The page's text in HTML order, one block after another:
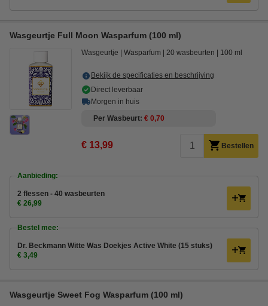
Wasgeurtje Full Moon Wasparfum (100 ml)
Wasgeurtje Wasparfum 20 wasbeurten 100 ml
Bekijk de specificaties en beschrijving
Direct leverbaar
Morgen in huis
Per Wasbeurt € 0,70
€ 13,99 Bestellen
Aanbieding:
2 flessen - 40 wasbeurten
€ 26,99
Bestel mee:
Dr. Beckmann Witte Was Doekjes Active White (15 stuks)
€ 3,49
Wasgeurtje Sweet Fog Wasparfum (100 ml)